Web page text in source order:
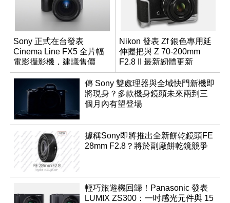
Sony 正式在台發表
Cinema Line FX5 全片幅
電影攝影機，建議售價
NT$144,980
Nikon 發表 Zf 銀色專用延
伸握把與 Z 70-200mm
F2.8 II 最新韌體更新
傳 Sony 雙處理器與全域快門新機即
將現身？多款機身鏡頭未來兩到三
個月內有望登場
據稱Sony即將推出全新餅乾鏡頭FE
28mm F2.8？將於副廠餅乾鏡競爭
輕巧旅遊機回歸！Panasonic 發表
LUMIX ZS300：一吋感光元件與 15